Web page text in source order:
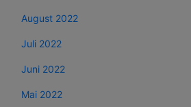
August 2022
Juli 2022
Juni 2022
Mai 2022